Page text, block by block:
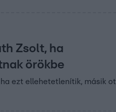
Zsolt, ha
örökbe
ezt ellehetetlenítik, másik